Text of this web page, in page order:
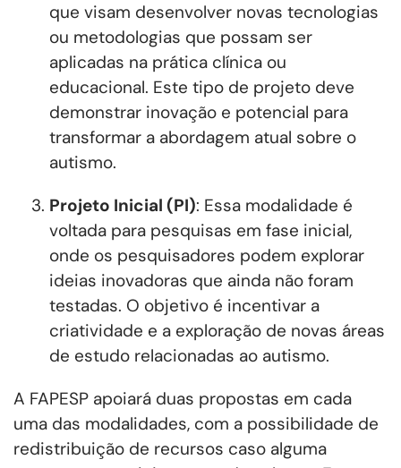
que visam desenvolver novas tecnologias
ou metodologias que possam ser
aplicadas na prática clínica ou
educacional. Este tipo de projeto deve
demonstrar inovação e potencial para
transformar a abordagem atual sobre o
autismo.
Projeto Inicial (PI): Essa modalidade é
voltada para pesquisas em fase inicial,
onde os pesquisadores podem explorar
ideias inovadoras que ainda não foram
testadas. O objetivo é incentivar a
criatividade e a exploração de novas áreas
de estudo relacionadas ao autismo.
A FAPESP apoiará duas propostas em cada
uma das modalidades, com a possibilidade de
redistribuição de recursos caso alguma